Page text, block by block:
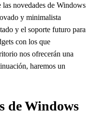
novedades de Windows
y minimalista
y el soporte futuro para
con los que
nos ofrecerán una
haremos un
de Windows